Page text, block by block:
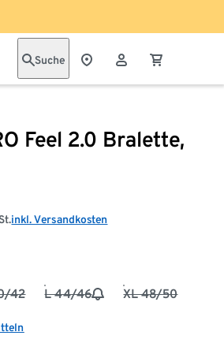
Suche
Feel 2.0 Bralette,
inkl. Versandkosten
42 L 44/46 XL 48/50